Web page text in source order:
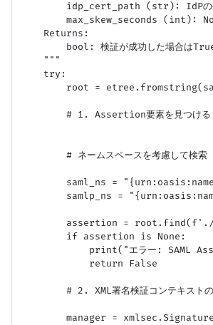
idp_cert_path (str): IdPの公
max_skew_seconds (int):
    Returns:
bool: 検証が成功した場合は
    """
    try:
root =
# 1. Assertion要素を見つける
        # ネームスペースを考慮して検索
saml_ns =
samlp_ns =
assertion =
        if assertion is None:
print("エラー: SAML
            return False
# 2. XML署名検証コンテキスト
manager =